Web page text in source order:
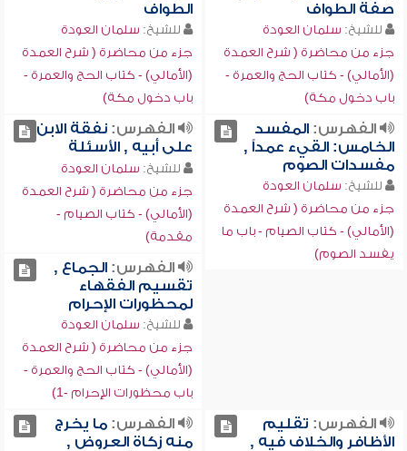
صفة الطواف
للشيخ: سلمان العودة
جزء من محاضرة ( شرح العمدة
(الأمالي) - كتاب الحج والعمرة -
باب دخول مكة)
الطواف
للشيخ: سلمان العودة
جزء من محاضرة ( شرح العمدة
(الأمالي) - كتاب الحج والعمرة -
باب دخول مكة)
الفهرس:المفسد
الخامس: القيء عمداً ,
مفسدات الصوم
للشيخ: سلمان العودة
جزء من محاضرة ( شرح العمدة
(الأمالي) - كتاب الصيام - باب ما
يفسد الصوم)
الفهرس:نفقة الابن
على أبيه , الأسئلة
للشيخ: سلمان العودة
جزء من محاضرة ( شرح العمدة
(الأمالي) - كتاب الصيام -
مقدمة)
الفهرس:الجماع ,
تقسيم الفقهاء
لمحظورات الإحرام
للشيخ: سلمان العودة
جزء من محاضرة ( شرح العمدة
(الأمالي) - كتاب الحج والعمرة -
باب محظورات الإحرام -1)
الفهرس: تقليم
الأظافر والخلاف فيه ,
الفهرس:ما يخرج
منه زكاة العروض ,